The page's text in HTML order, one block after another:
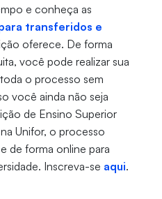
e conheça as
transferidos e
oferece. De forma
você pode realizar sua
o processo sem
você ainda não seja
de Ensino Superior
Unifor, o processo
de forma online para
Inscreva-se aqui.